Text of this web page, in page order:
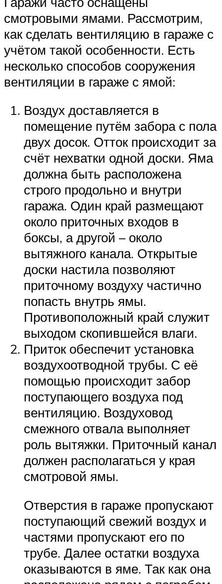
смотровыми ямами. Рассмотрим,
как сделать вентиляцию в гараже с
учётом такой особенности. Есть
несколько способов сооружения
вентиляции в гараже с ямой:
Воздух доставляется в
помещение путём забора с пола
двух досок. Отток происходит за
счёт нехватки одной доски. Яма
должна быть расположена
строго продольно и внутри
гаража. Один край размещают
около приточных входов в
боксы, а другой – около
вытяжного канала. Открытые
доски настила позволяют
приточному воздуху частично
попасть внутрь ямы.
Противоположный край служит
выходом скопившейся влаги.
Приток обеспечит установка
воздухоотводной трубы. С её
помощью происходит забор
поступающего воздуха под
вентиляцию. Воздуховод
смежного отвала выполняет
роль вытяжки. Приточный канал
должен располагаться у края
смотровой ямы.
Отверстия в гараже пропускают
поступающий свежий воздух и
частями пропускают его по
трубе. Далее остатки воздуха
оказываются в яме. Так как она